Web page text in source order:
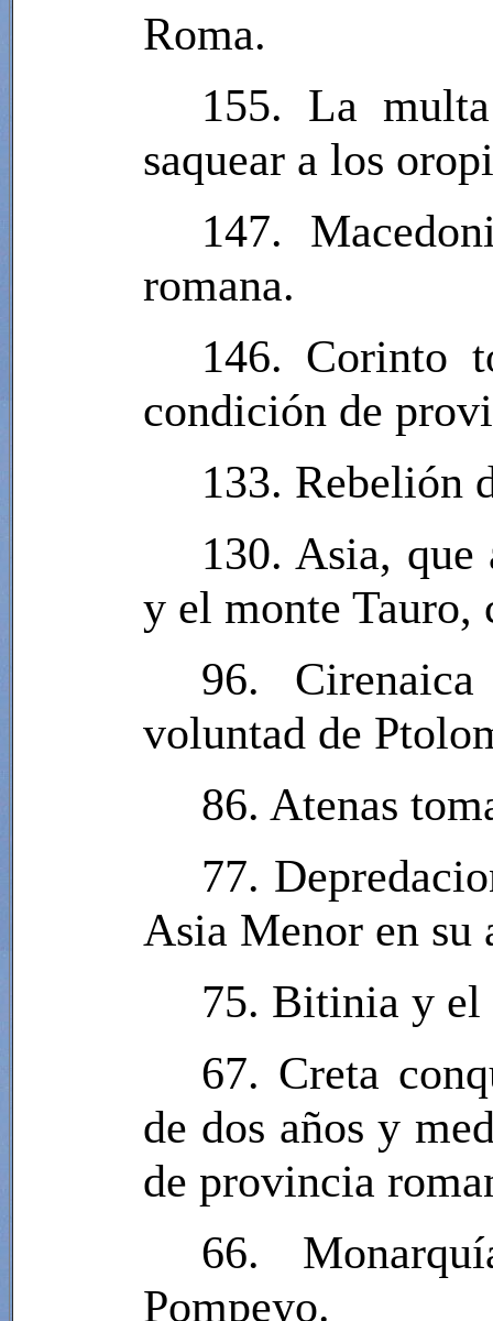
Roma.
155. La
saquear a los
147.
romana.
146. Corinto
condición de
133. Rebelión
130. Asia, que
y el monte Tauro,
96.
voluntad de
86. Atenas
77.
Asia Menor en su
75. Bitinia y el
67. Creta
de dos años y
de provincia
66.
Pompeyo.